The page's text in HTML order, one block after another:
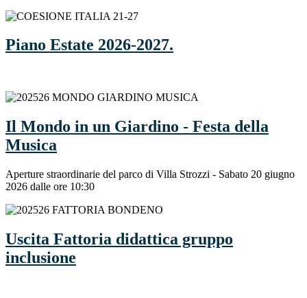
Piano Estate 2026-2027.
Il Mondo in un Giardino - Festa della
Musica
Aperture straordinarie del parco di Villa Strozzi - Sabato 20 giugno
2026 dalle ore 10:30
Uscita Fattoria didattica gruppo
inclusione